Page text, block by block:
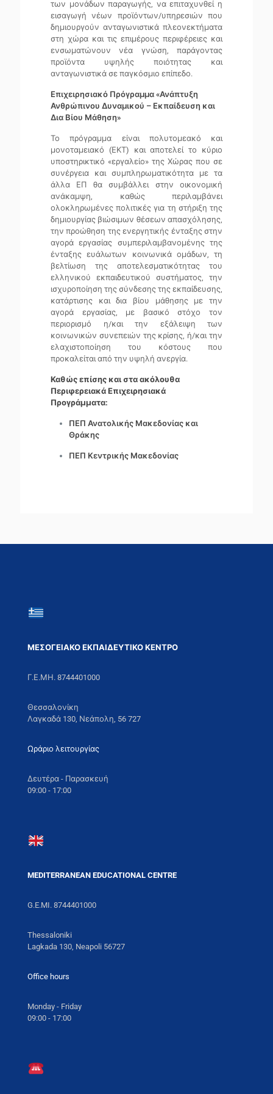
των μονάδων παραγωγής, να επιταχυνθεί η
εισαγωγή νέων προϊόντων/υπηρεσιών που
δημιουργούν ανταγωνιστικά πλεονεκτήματα
στη χώρα και τις επιμέρους περιφέρειες και
ενσωματώνουν νέα γνώση, παράγοντας
προϊόντα υψηλής ποιότητας και
ανταγωνιστικά σε παγκόσμιο επίπεδο.
Επιχειρησιακό Πρόγραμμα «Ανάπτυξη
Ανθρώπινου Δυναμικού – Εκπαίδευση και
Δια Βίου Μάθηση»
Το πρόγραμμα είναι πολυτομεακό και
μονοταμειακό (ΕΚΤ) και αποτελεί το κύριο
υποστηρικτικό «εργαλείο» της Χώρας που σε
συνέργεια και συμπληρωματικότητα με τα
άλλα ΕΠ θα συμβάλλει στην οικονομική
ανάκαμψη, καθώς περιλαμβάνει
ολοκληρωμένες πολιτικές για τη στήριξη της
δημιουργίας βιώσιμων θέσεων απασχόλησης,
την προώθηση της ενεργητικής ένταξης στην
αγορά εργασίας συμπεριλαμβανομένης της
ένταξης ευάλωτων κοινωνικά ομάδων, τη
βελτίωση της αποτελεσματικότητας του
ελληνικού εκπαιδευτικού συστήματος, την
ισχυροποίηση της σύνδεσης της εκπαίδευσης,
κατάρτισης και δια βίου μάθησης με την
αγορά εργασίας, με βασικό στόχο τον
περιορισμό η/και την εξάλειψη των
κοινωνικών συνεπειών της κρίσης, ή/και την
ελαχιστοποίηση του κόστους που
προκαλείται από την υψηλή ανεργία.
Καθώς επίσης και στα ακόλουθα
Περιφερειακά Επιχειρησιακά
Προγράμματα:
ΠΕΠ Ανατολικής Μακεδονίας και
Θράκης
ΠΕΠ Κεντρικής Μακεδονίας
ΜΕΣΟΓΕΙΑΚΟ ΕΚΠΑΙΔΕΥΤΙΚΟ ΚΕΝΤΡΟ
Γ.Ε.ΜΗ. 8744401000
Θεσσαλονίκη
Λαγκαδά 130, Νεάπολη, 56 727
Ωράριο λειτουργίας
Δευτέρα - Παρασκευή
09:00 - 17:00
MEDITERRANEAN EDUCATIONAL CENTRE
G.E.MI. 8744401000
Thessaloniki
Lagkada 130, Neapoli 56727
Office hours
Monday - Friday
09:00 - 17:00